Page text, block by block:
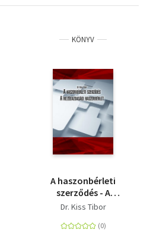
KÖNYV
A haszonbérleti
szerződés - A
mezőgazdasági
Dr. Kiss Tibor